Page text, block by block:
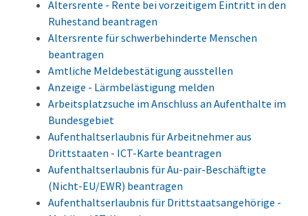
Altersrente - Rente bei vorzeitigem Eintritt in den
Ruhestand beantragen
Altersrente für schwerbehinderte Menschen
beantragen
Amtliche Meldebestätigung ausstellen
Anzeige - Lärmbelästigung melden
Arbeitsplatzsuche im Anschluss an Aufenthalte im
Bundesgebiet
Aufenthaltserlaubnis für Arbeitnehmer aus
Drittstaaten - ICT-Karte beantragen
Aufenthaltserlaubnis für Au-pair-Beschäftigte
(Nicht-EU/EWR) beantragen
Aufenthaltserlaubnis für Drittstaatsangehörige -